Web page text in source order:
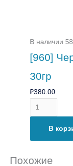
В наличии
[960]
30гр
₽380.00
В
Похожие